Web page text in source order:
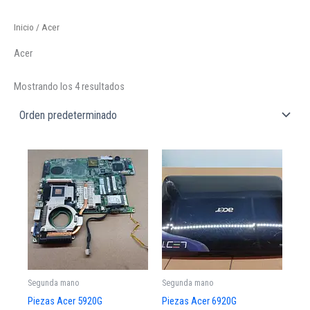
Inicio / Acer
Acer
Mostrando los 4 resultados
Segunda mano
Piezas Acer 5920G
Segunda mano
Piezas Acer 6920G